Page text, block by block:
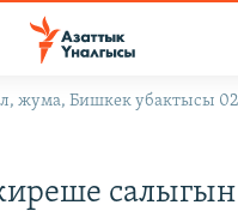
жума, Бишкек убактысы
салыгын